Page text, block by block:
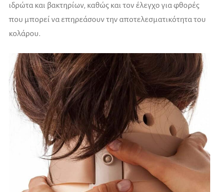
ιδρώτα και βακτηρίων, καθώς και τον έλεγχο για φθορές
που μπορεί να επηρεάσουν την αποτελεσματικότητα του
κολάρου.